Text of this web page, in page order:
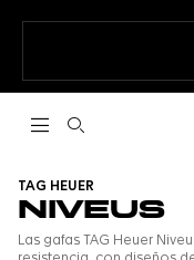
Abrir el menú de